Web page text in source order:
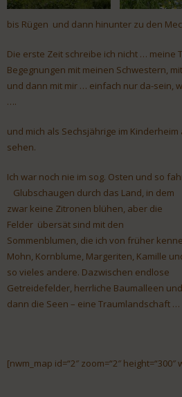
bis Rügen und dann hinunter zu den
Die erste Zeit schreibe ich nicht … meine
Begegnungen mit meinen Schwestern,
und dann mit mir … einfach nur da-sein,
….
und mich als Sechsjährige im
sehen.
Ich war noch nie im sog. Osten und so
Glubschaugen durch das Land, in dem
zwar keine Zitronen blühen, aber die
Felder übersät sind mit den
Sommenblumen, die ich von früher
Mohn, Kornblume, Margeriten, Kamille
so vieles andere. Dazwischen endlose
Getreidefelder, herrliche Baumalleen und
dann die Seen – eine Traumlandschaft …
[nwm_map id=“2″ zoom=“2″ height=“300″